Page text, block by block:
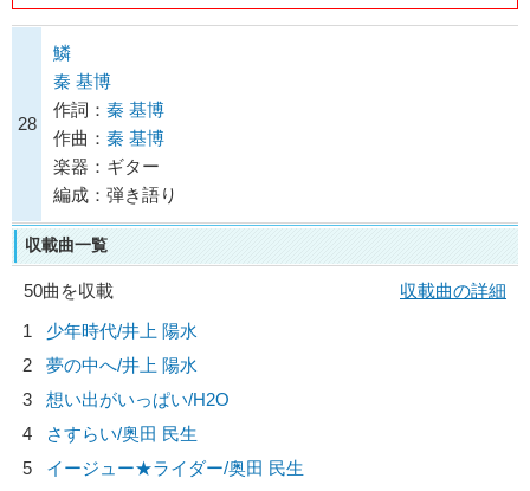
28
鱗
秦 基博
作詞： 秦 基博
作曲： 秦 基博
楽器：ギター
編成：弾き語り
収載曲一覧
50曲を収載
収載曲の詳細
1
少年時代/井上 陽水
2
夢の中へ/井上 陽水
3
想い出がいっぱい/H2O
4
さすらい/奥田 民生
5
イージュー★ライダー/奥田 民生